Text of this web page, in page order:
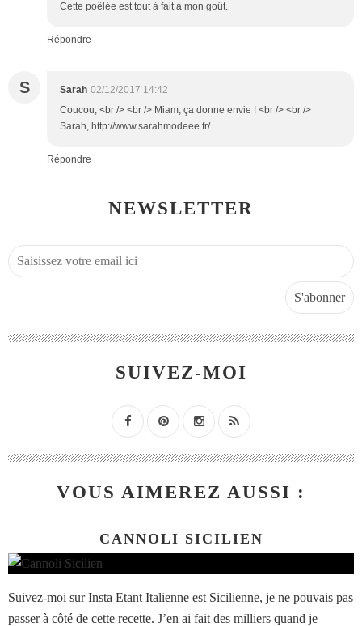
Cette poêlée est tout à fait à mon goût.
Répondre
S Sarah 02/12/2017 14:42
Coucou, <br /> <br /> Miam, ça donne envie ! <br /> <br />
Sarah, http://www.sarahmodeee.fr/
Répondre
NEWSLETTER
SUIVEZ-MOI
VOUS AIMEREZ AUSSI :
CANNOLI SICILIEN
Suivez-moi sur Insta Etant Italienne est Sicilienne, je ne pouvais pas
passer à côté de cette recette. J’en ai fait des milliers quand je